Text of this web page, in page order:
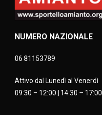
NUMERO NAZIONALE
06 81153789
Attivo dal Lunedì al Venerdì
09:30 – 12:00 | 14:30 – 17:00